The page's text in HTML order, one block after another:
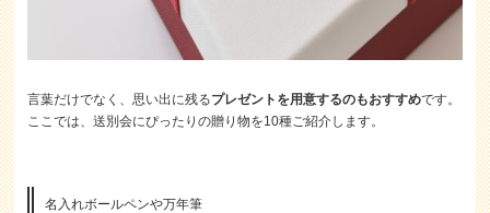
言葉だけでなく、思い出に残るプレゼントを用意するのもおすすめです。
ここでは、送別会にぴったりの贈り物を10種ご紹介します。
名入れボールペンや万年筆